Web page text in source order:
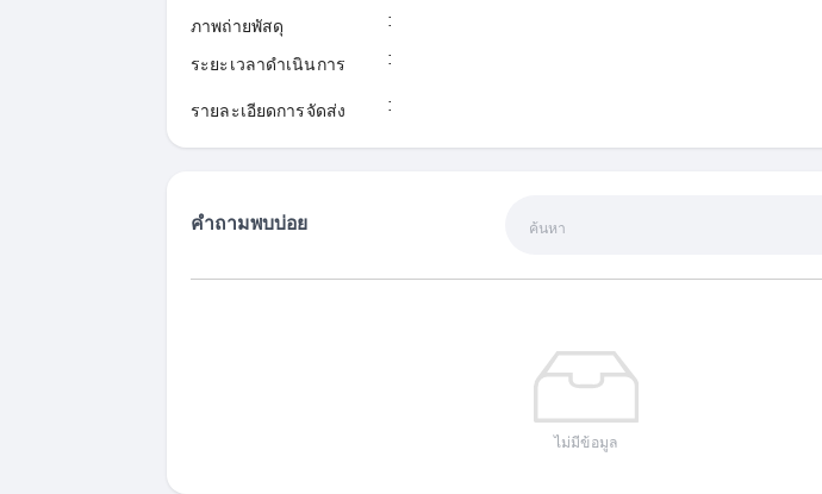
ภาพถ่ายพัสดุ :
ระยะเวลาดำเนินการ :
รายละเอียดการจัดส่ง :
คำถามพบบ่อย
ไม่มีข้อมูล